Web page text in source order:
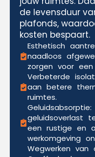
de levensduur
plafonds,
kosten bespaart.
Esthetisch
naadloos
zorgen voor
Verbeterde
aan betere
ruimtes.
geluidsoverlast
een rustige en
werkomgeving
Wegwerken van